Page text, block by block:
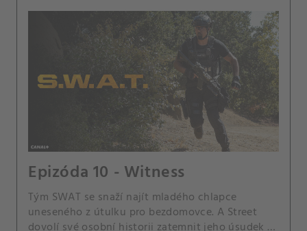
Epizóda 10 - Witness
Tým SWAT se snaží najít mladého chlapce
uneseného z útulku pro bezdomovce. A Street
dovolí své osobní historii zatemnit jeho úsudek v